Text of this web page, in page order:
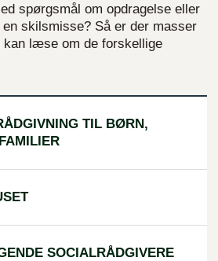
spørgsmål om opdragelse eller
skilsmisse? Så er der masser
læse om de forskellige
TIL BØRN,
SOCIALRÅDGIVERE